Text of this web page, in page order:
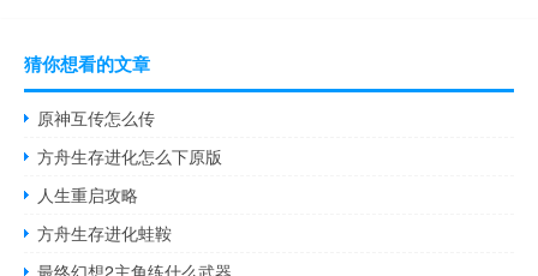
猜你想看的文章
原神互传怎么传
方舟生存进化怎么下原版
人生重启攻略
方舟生存进化蛙鞍